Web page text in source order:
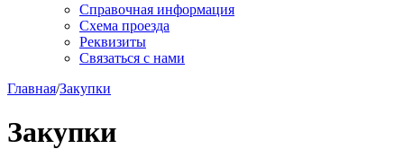
Справочная информация
Схема проезда
Реквизиты
Связаться с нами
Главная/Закупки
Закупки